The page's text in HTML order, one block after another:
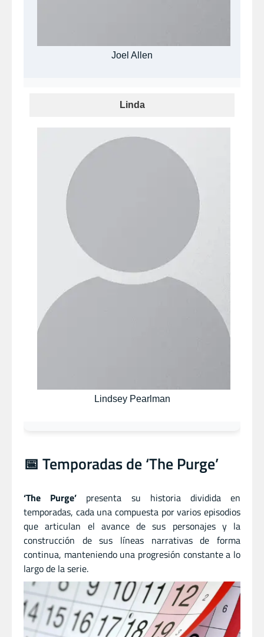
Joel Allen
Linda
Lindsey Pearlman
📅 Temporadas de ‘The Purge’
‘The Purge’ presenta su historia dividida en
temporadas, cada una compuesta por varios episodios
que articulan el avance de sus personajes y la
construcción de sus líneas narrativas de forma
continua, manteniendo una progresión constante a lo
largo de la serie.